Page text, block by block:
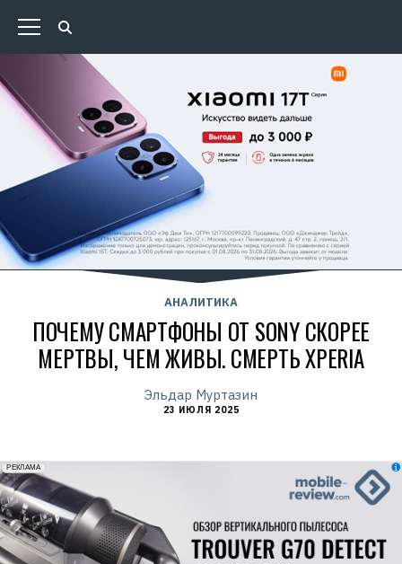
АНАЛИТИКА
ПОЧЕМУ СМАРТФОНЫ ОТ SONY СКОРЕЕ
МЕРТВЫ, ЧЕМ ЖИВЫ. СМЕРТЬ XPERIA
Эльдар Муртазин
23 ИЮЛЯ 2025
erid: 2VfnxxmNzs5
РЕКЛАМА